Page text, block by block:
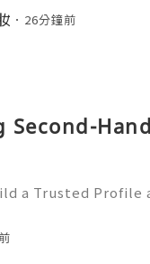
吹出來的大波浪捲
定要學起來！🌬️💇‍♀️ 我
26分鐘前
a Trusted Profile
and